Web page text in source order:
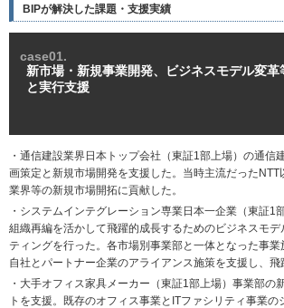
BIPが解決した課題・支援実績
case01.
新市場・新規事業開発、ビジネスモデル変革
と実行支援
・通信建設業界日本トップ会社（東証1部上場）の通信
画策定と新規市場開発を支援した。当時主流だったNTT
業界等の新規市場開拓に貢献した。
・システムインテグレーション専業日本一企業（東証1
組織再編を活かして飛躍的成長するためのビジネスモ
ティングを行った。各市場別事業部と一体となった事
自社とパートナー企業のアライアンス施策を支援し、飛
・大手オフィス家具メーカー（東証1部上場）事業部の
トを支援。既存のオフィス事業とITファシリティ事業